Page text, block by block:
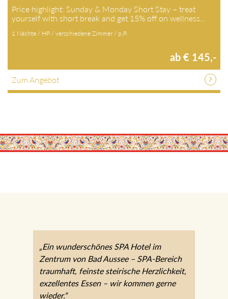
Price highlight: Sunday & Monday Short Stay – treat
yourself with short break and get 15% off on wellness…
1 Nächte / HP / verschiedene Zimmer / p.P.
ab € 145,-
Zum Angebot
„Ein wunderschönes SPA Hotel im
Zentrum von Bad Aussee – SPA-Bereich
traumhaft, feinste steirische Herzlichkeit,
exzellentes Essen – wir kommen gerne
wieder.“